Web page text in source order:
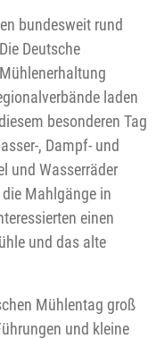
bundesweit rund
Deutsche
laden
besonderen Tag
, Dampf- und
und Wasserräder
Mahlgänge in
einen
und das alte
Mühlentag groß
und kleine